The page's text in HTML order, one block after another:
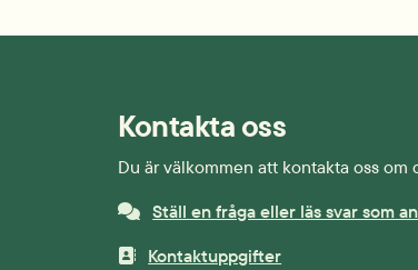
Kontakta oss
Du är välkommen att kontakta oss om
Ställ en fråga eller läs svar som
Kontaktuppgifter